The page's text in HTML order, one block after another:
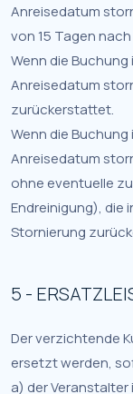
Anreisedatum
von 15 Tagen
Wenn die
Anreisedatum
zurückerstattet.
Wenn die
Anreisedatum
ohne eventuelle
Endreinigung), die
Stornierung
5 -
Der verzichtende
ersetzt werden,
a) der